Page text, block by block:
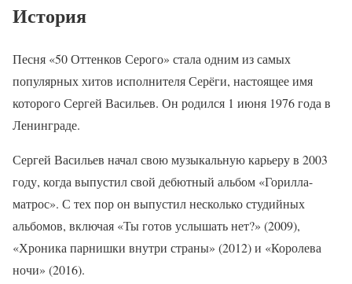
История
Песня «50 Оттенков Серого» стала одним из самых
популярных хитов исполнителя Серёги, настоящее имя
которого Сергей Васильев. Он родился 1 июня 1976 года в
Ленинграде.
Сергей Васильев начал свою музыкальную карьеру в 2003
году, когда выпустил свой дебютный альбом «Горилла-
матрос». С тех пор он выпустил несколько студийных
альбомов, включая «Ты готов услышать нет?» (2009),
«Хроника парнишки внутри страны» (2012) и «Королева
ночи» (2016).